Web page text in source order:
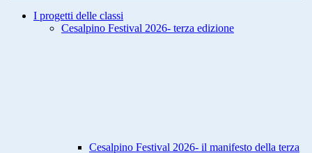
I progetti delle classi
Cesalpino Festival 2026- terza edizione
Cesalpino Festival 2026- il manifesto della terza